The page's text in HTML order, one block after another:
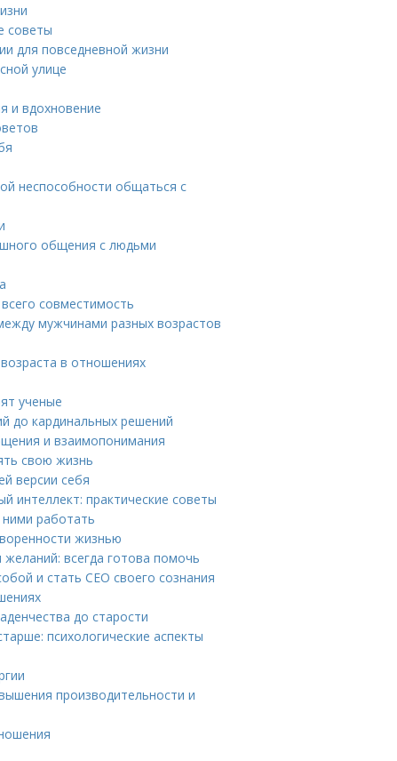
советы
для повседневной жизни
улице
и вдохновение
неспособности общаться с
общения с людьми
совместимость
мужчинами разных возрастов
в отношениях
ученые
до кардинальных решений
и взаимопонимания
свою жизнь
версии себя
интеллект: практические советы
работать
жизнью
всегда готова помочь
и стать CEO своего сознания
до старости
психологические аспекты
производительности и